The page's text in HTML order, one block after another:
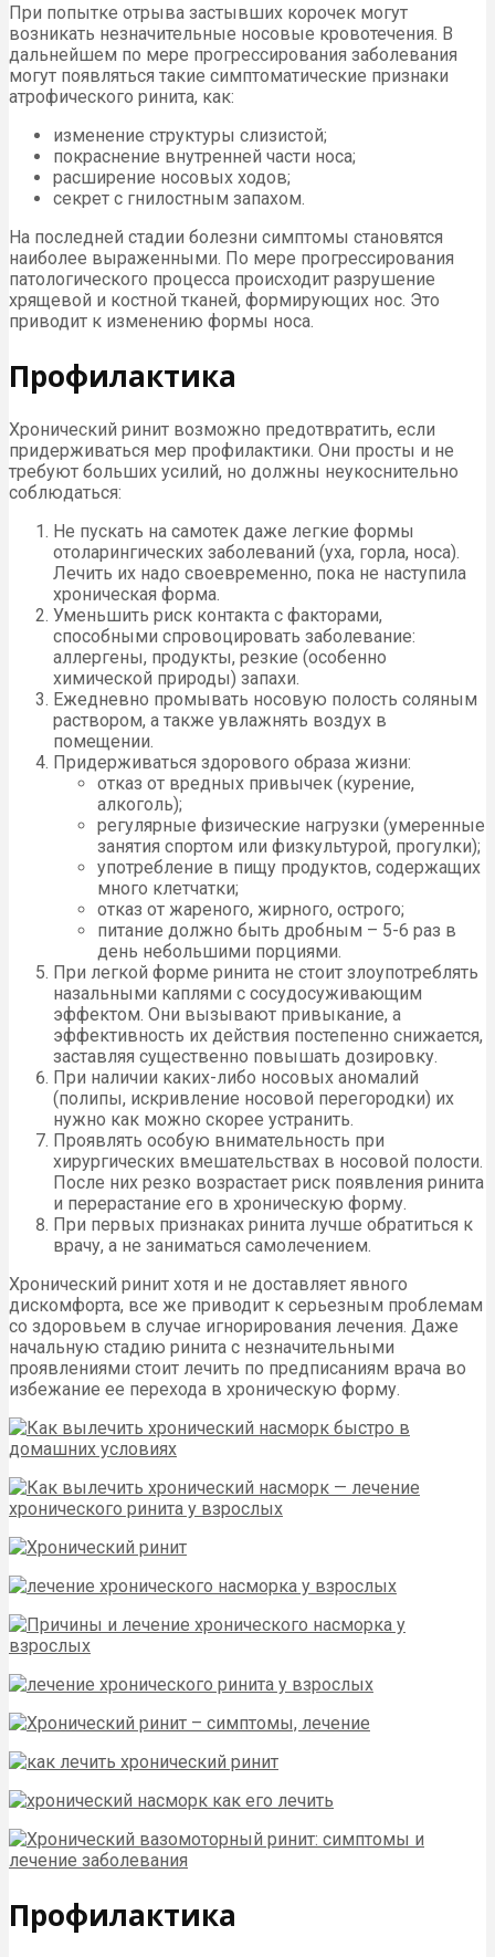
При попытке отрыва застывших корочек могут
возникать незначительные носовые кровотечения. В
дальнейшем по мере прогрессирования заболевания
могут появляться такие симптоматические признаки
атрофического ринита, как:
изменение структуры слизистой;
покраснение внутренней части носа;
расширение носовых ходов;
секрет с гнилостным запахом.
На последней стадии болезни симптомы становятся
наиболее выраженными. По мере прогрессирования
патологического процесса происходит разрушение
хрящевой и костной тканей, формирующих нос. Это
приводит к изменению формы носа.
Профилактика
Хронический ринит возможно предотвратить, если
придерживаться мер профилактики. Они просты и не
требуют больших усилий, но должны неукоснительно
соблюдаться:
Не пускать на самотек даже легкие формы
отоларингических заболеваний (уха, горла, носа).
Лечить их надо своевременно, пока не наступила
хроническая форма.
Уменьшить риск контакта с факторами,
способными спровоцировать заболевание:
аллергены, продукты, резкие (особенно
химической природы) запахи.
Ежедневно промывать носовую полость соляным
раствором, а также увлажнять воздух в
помещении.
Придерживаться здорового образа жизни:
отказ от вредных привычек (курение,
алкоголь);
регулярные физические нагрузки (умеренные
занятия спортом или физкультурой, прогулки);
употребление в пищу продуктов, содержащих
много клетчатки;
отказ от жареного, жирного, острого;
питание должно быть дробным – 5-6 раз в
день небольшими порциями.
При легкой форме ринита не стоит злоупотреблять
назальными каплями с сосудосуживающим
эффектом. Они вызывают привыкание, а
эффективность их действия постепенно снижается,
заставляя существенно повышать дозировку.
При наличии каких-либо носовых аномалий
(полипы, искривление носовой перегородки) их
нужно как можно скорее устранить.
Проявлять особую внимательность при
хирургических вмешательствах в носовой полости.
После них резко возрастает риск появления ринита
и перерастание его в хроническую форму.
При первых признаках ринита лучше обратиться к
врачу, а не заниматься самолечением.
Хронический ринит хотя и не доставляет явного
дискомфорта, все же приводит к серьезным проблемам
со здоровьем в случае игнорирования лечения. Даже
начальную стадию ринита с незначительными
проявлениями стоит лечить по предписаниям врача во
избежание ее перехода в хроническую форму.
Профилактика